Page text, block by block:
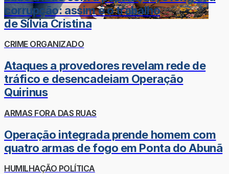
corrupção: assim é o trabalho
de Sílvia Cristina
CRIME ORGANIZADO
Ataques a provedores revelam rede de
tráfico e desencadeiam Operação
Quirinus
ARMAS FORA DAS RUAS
Operação integrada prende homem com
quatro armas de fogo em Ponta do Abunã
HUMILHAÇÃO POLÍTICA